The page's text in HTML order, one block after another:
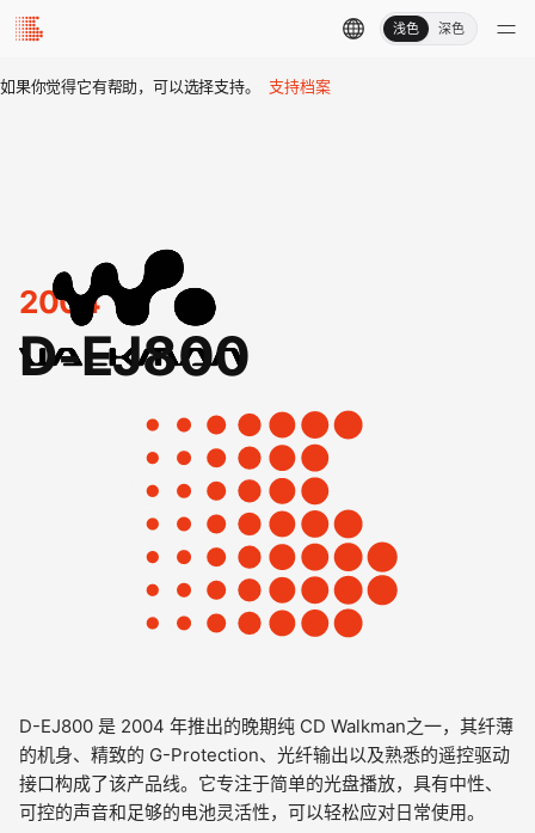
浅色 深色
如果你觉得它有帮助，可以选择支持。 支持档案
2004
D-EJ800
D-EJ800 是 2004 年推出的晚期纯 CD Walkman之一，其纤薄
的机身、精致的 G-Protection、光纤输出以及熟悉的遥控驱动
接口构成了该产品线。它专注于简单的光盘播放，具有中性、
可控的声音和足够的电池灵活性，可以轻松应对日常使用。